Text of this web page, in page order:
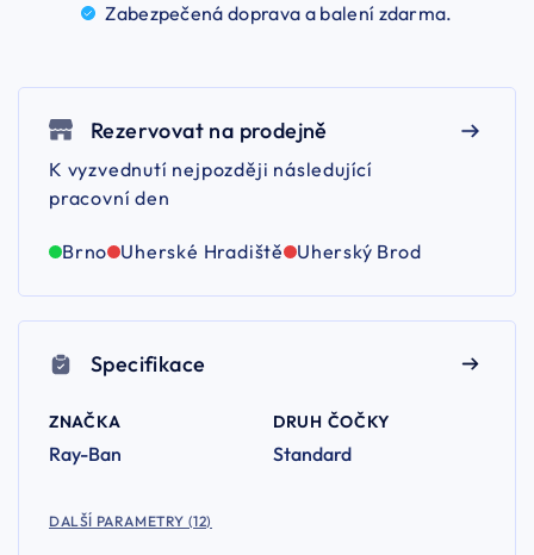
Zabezpečená doprava a balení zdarma.
Rezervovat na prodejně
K vyzvednutí nejpozději následující
pracovní den
Brno Uherské Hradiště Uherský Brod
Specifikace
ZNAČKA
Ray-Ban
DRUH ČOČKY
Standard
DALŠÍ PARAMETRY (12)